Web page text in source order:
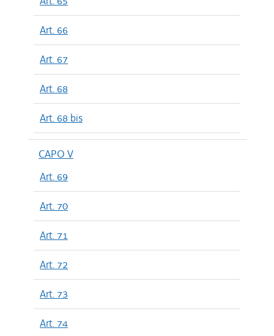
Art. 66
Art. 67
Art. 68
Art. 68 bis
CAPO V
Art. 69
Art. 70
Art. 71
Art. 72
Art. 73
Art. 74